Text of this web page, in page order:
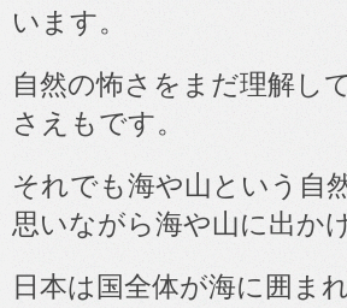
います。
自然の怖さをまだ理解し
さえもです。
それでも海や山という自
思いながら海や山に出か
日本は国全体が海に囲ま